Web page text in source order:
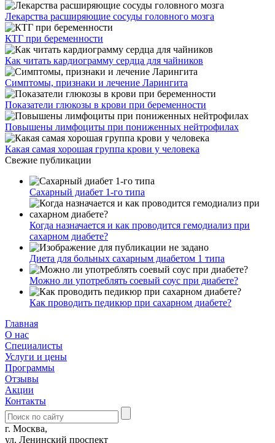
Лекарства расширяющие сосуды головного мозга
КТГ при беременности
Как читать кардиограмму сердца для чайников
Симптомы, признаки и лечение Ларингита
Показатели глюкозы в крови при беременности
Повышены лимфоциты при пониженных нейтрофилах
Какая самая хорошая группа крови у человека
Свежие публикации
Сахарный диабет 1-го типа
Когда назначается и как проводится гемодиализ при
сахарном диабете?
Диета для больных сахарным диабетом 1 типа
Можно ли употреблять соевый соус при диабете?
Как проводить педикюр при сахарном диабете?
Главная
О нас
Cпециалисты
Услуги и цены
Программы
Отзывы
Акции
Контакты
г. Москва,
ул. Ленинский проспект